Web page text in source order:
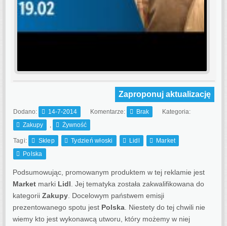
Zaproponuj aktualizację
Dodano: 14-7-2014 Komentarze: Brak
Kategoria:
Zakupy
, Żywność
Tagi: Sklep Tydzień włoski Lidl
Market
Polska
Podsumowując, promowanym produktem w tej reklamie jest
Market marki Lidl. Jej tematyka została zakwalifikowana do
kategorii Zakupy. Docelowym państwem emisji
prezentowanego spotu jest Polska. Niestety do tej chwili nie
wiemy kto jest wykonawcą utworu, który możemy w niej